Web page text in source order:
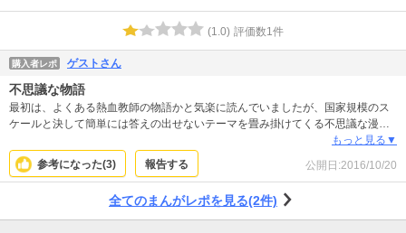
(1.0) 評価数1件
購入者レポ ゲストさん
不思議な物語
最初は、よくある熱血教師の物語かと気楽に読んでいましたが、国家規模のス
ケールと決して簡単には答えの出せないテーマを畳み掛けてくる不思議な漫画
でした。作中で何度も問われる『なぜイジメはなくならないのか』という、人
間にとっての永遠のテーマとともに、人が生きていく上で自問するべき幾つも
の問いが、読者にも突きつけられます。
もっと見る▼
参考になった(3) 報告する 公開日:2016/10/20
全てのまんがレポを見る(2件)